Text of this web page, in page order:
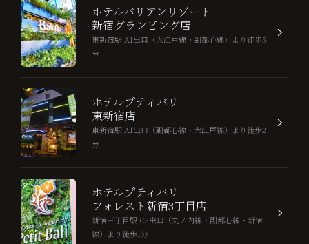
ホテルバリアンリゾート
新宿グランピング店
東新宿駅 A1出口（大江戸線・副都心線）より徒歩5
分
ホテルプティバリ
東新宿店
東新宿駅 A1出口（副都心線・大江戸線）より徒歩2
分
ホテルプティバリ
フォレスト新宿3丁目店
新宿三丁目駅 C5出口（丸ノ内線・副都心線・新宿
線）より徒歩1分